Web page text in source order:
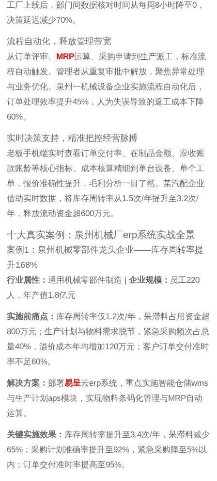
工厂上线后，部门间数据核对时间从每周8小时降至0，
决策延迟减少70%。
流程自动化，释放管理带宽
从订单评审、 MRP运算、采购申请到生产派工，标准流
程自动触发。管理者从重复审批中解放，聚焦异常处理
与业务优化。泉州一机械设备企业实施流程自动化后，
订单处理效率提升45%，人为失误导致的返工成本下降
60%。
实时决策支持，精准把控经营脉搏
老板手机端实时查看订单交付率、在制品金额、应收账
款账龄等核心指标。成本核算精细到单台设备、单个工
单，报价准确性提升，毛利分析一目了然。某汽配企业
借助实时数据，将库存周转率从1.5次/年提升至3.2次/
年，释放流动资金超600万元。
十大真实案例：泉州机械厂erp系统实战全景
案例1：泉州机械零部件龙头企业——库存周转率提
升168%
行业属性： 通用机械零部件制造 | 企业规模： 员工220
人，年产值1.8亿元
实施前痛点： 库存周转率仅1.2次/年，呆滞料占用资金超
800万元；生产计划与物料需求脱节，紧急采购频次占总
量40%，溢价成本年均增加120万元；客户订单交付准时
率不足60%。
解决方案： 部署易呈云erp系统，重点实施智能仓储wms
与生产计划aps模块，实现物料条码化管理与MRP自动
运算。
关键实施效果： 库存周转率提升至3.4次/年，呆滞料减少
65%；采购计划准确率提升至92%，紧急采购降至5%以
内；订单交付准时率提高至95%。